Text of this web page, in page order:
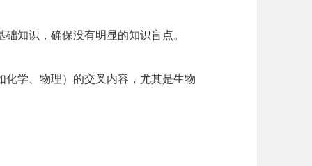
知识，确保没有明显的知识盲点。
学、物理）的交叉内容，尤其是生物